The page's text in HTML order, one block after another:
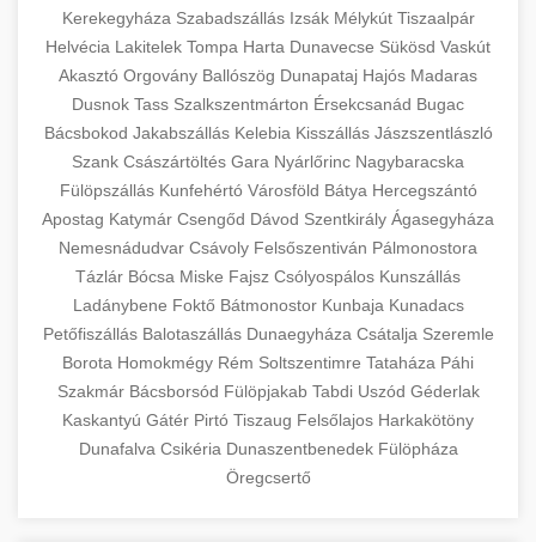
Kerekegyháza Szabadszállás Izsák Mélykút Tiszaalpár
Helvécia Lakitelek Tompa Harta Dunavecse Sükösd Vaskút
Akasztó Orgovány Ballószög Dunapataj Hajós Madaras
Dusnok Tass Szalkszentmárton Érsekcsanád Bugac
Bácsbokod Jakabszállás Kelebia Kisszállás Jászszentlászló
Szank Császártöltés Gara Nyárlőrinc Nagybaracska
Fülöpszállás Kunfehértó Városföld Bátya Hercegszántó
Apostag Katymár Csengőd Dávod Szentkirály Ágasegyháza
Nemesnádudvar Csávoly Felsőszentiván Pálmonostora
Tázlár Bócsa Miske Fajsz Csólyospálos Kunszállás
Ladánybene Foktő Bátmonostor Kunbaja Kunadacs
Petőfiszállás Balotaszállás Dunaegyháza Csátalja Szeremle
Borota Homokmégy Rém Soltszentimre Tataháza Páhi
Szakmár Bácsborsód Fülöpjakab Tabdi Uszód Géderlak
Kaskantyú Gátér Pirtó Tiszaug Felsőlajos Harkakötöny
Dunafalva Csikéria Dunaszentbenedek Fülöpháza
Öregcsertő